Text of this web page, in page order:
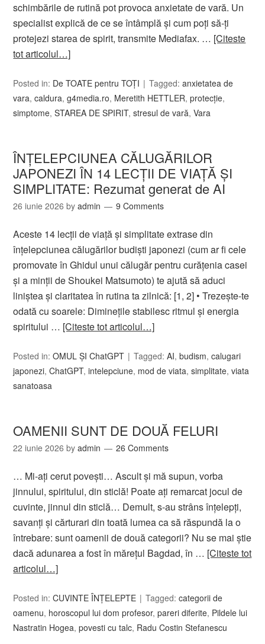
schimbările de rutină pot provoca anxietate de vară. Un
specialist explică de ce se întâmplă și cum poți să-ți
protejezi starea de spirit, transmite Mediafax. … [Citeste
tot articolul…]
Posted in: De TOATE pentru TOȚI Tagged:anxietatea de
vara,caldura,g4media.ro, Meretith HETTLER,protecţie,
simptome,STAREA DE SPIRIT,stresul de vară,Vara
ÎNȚELEPCIUNEA CĂLUGĂRILOR
JAPONEZI ÎN 14 LECȚII DE VIAȚĂ ȘI
SIMPLITATE: Rezumat generat de AI
26 iunie 2026 byadmin 9 Comments
Aceste 14 lecții de viață și simplitate extrase din
înțelepciunea călugărilor budiști japonezi (cum ar fi cele
promovate în Ghidul unui călugăr pentru curățenia casei
și a minții de Shoukei Matsumoto) te ajută să aduci
liniștea și claritatea în rutina ta zilnică: [1, 2] • Trezește-te
odată cu soarele: Diminețile stabilesc ritmul și energia
spiritului … [Citeste tot articolul…]
Posted in:OMUL ȘI ChatGPT Tagged:AI,budism,calugari
japonezi,ChatGPT,intelepciune, mod de viata,simplitate,viata
sanatoasa
OAMENII SUNT DE DOUĂ FELURI
22 iunie 2026 byadmin 26 Comments
… Mi-ați cerut povești… Ascult şi mă supun, vorba
jinnului, spiritului, din sticlă! Poate ați remarcat jocul de
cuvinte, jinnul din sticlă… Demult, s-au strâns înţelepţi,
savanţi și cărturari din toată lumea ca să răspundă la o
întrebare: sunt oamenii de două categorii? Nu se mai ştie
dacă adunarea a fost în măreţul Bagdad, în … [Citeste tot
articolul…]
Posted in:CUVINTE ÎNȚELEPTE Tagged:categorii de
oamenu, horoscopul lui dom profesor,pareri diferite, Pildele lui
Nastratin Hogea,povesti cu talc, Radu Costin Stefanescu